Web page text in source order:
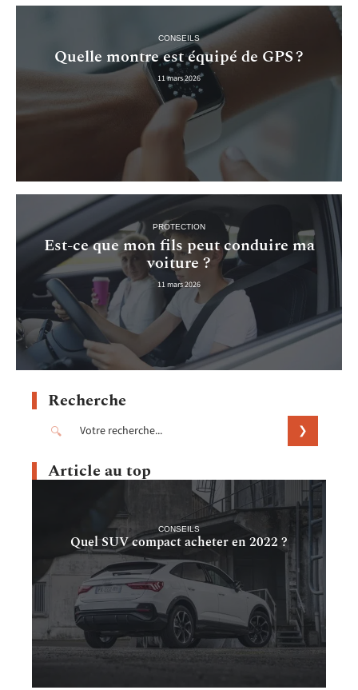
CONSEILS
Quelle montre est équipé de GPS ?
11 mars 2026
PROTECTION
Est-ce que mon fils peut conduire ma
voiture ?
11 mars 2026
Recherche
Article au top
CONSEILS
Quel SUV compact acheter en 2022 ?